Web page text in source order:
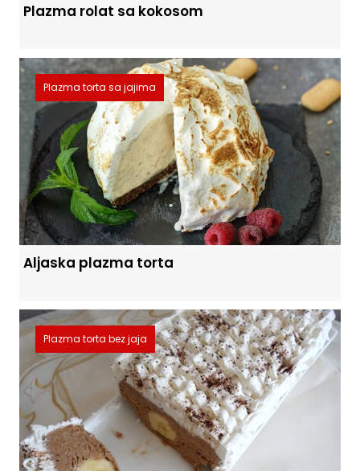
Plazma rolat sa kokosom
Plazma torta sa jajima
Aljaska plazma torta
Plazma torta bez jaja